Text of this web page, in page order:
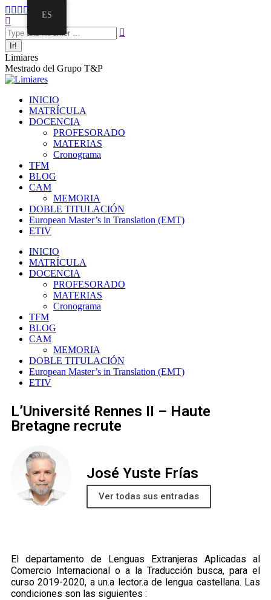
Limiares
Mestrado del Grupo T&P
INICIO
MATRÍCULA
DOCENCIA
PROFESORADO
MATERIAS
Cronograma
TFM
BLOG
CAM
MEMORIA
DOBLE TITULACIÓN
European Master’s in Translation (EMT)
ETIV
INICIO
MATRÍCULA
DOCENCIA
PROFESORADO
MATERIAS
Cronograma
TFM
BLOG
CAM
MEMORIA
DOBLE TITULACIÓN
European Master’s in Translation (EMT)
ETIV
L’Université Rennes II – Haute
Bretagne recrute
José Yuste Frías
Ver todas sus entradas
El departamento de Lenguas Extranjeras Aplicadas al
Comercio Internacional o a la Traducción busca, para el
curso 2019-2020, a un.a lector.a de lengua castellana. Las
condiciones son las siguientes :
ES